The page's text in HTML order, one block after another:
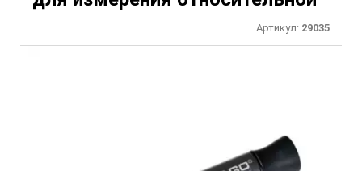
Артикул: 29035